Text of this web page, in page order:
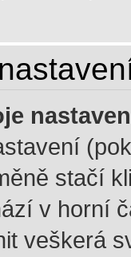
stačí
v horní
veškerá